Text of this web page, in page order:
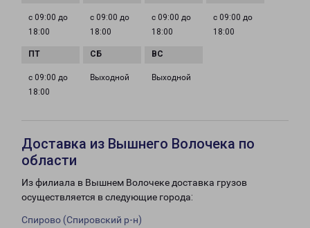
с 09:00 до
18:00
с 09:00 до
18:00
с 09:00 до
18:00
с 09:00 до
18:00
с 09:00 до
18:00
Выходной Выходной
Доставка из Вышнего Волочека по
области
Из филиала в Вышнем Волочеке доставка грузов
осуществляется в следующие города:
Спирово (Спировский р-н)